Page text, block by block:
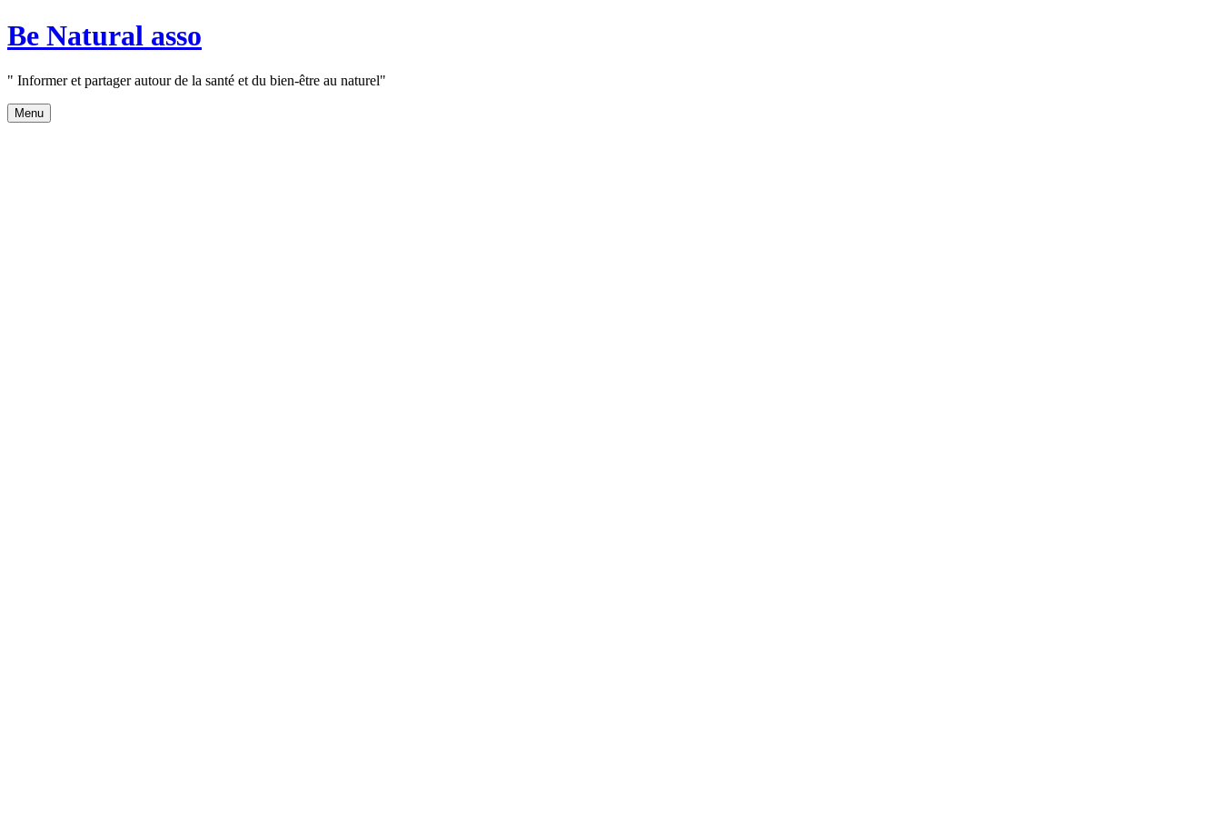
Aller
au
Be Natural asso
" Informer et partager autour de la santé et du bien-être au naturel"
Menu